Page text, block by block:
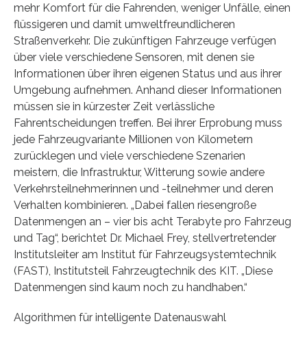
mehr Komfort für die Fahrenden, weniger Unfälle, einen
flüssigeren und damit umweltfreundlicheren
Straßenverkehr. Die zukünftigen Fahrzeuge verfügen
über viele verschiedene Sensoren, mit denen sie
Informationen über ihren eigenen Status und aus ihrer
Umgebung aufnehmen. Anhand dieser Informationen
müssen sie in kürzester Zeit verlässliche
Fahrentscheidungen treffen. Bei ihrer Erprobung muss
jede Fahrzeugvariante Millionen von Kilometern
zurücklegen und viele verschiedene Szenarien
meistern, die Infrastruktur, Witterung sowie andere
Verkehrsteilnehmerinnen und -teilnehmer und deren
Verhalten kombinieren. „Dabei fallen riesengroße
Datenmengen an – vier bis acht Terabyte pro Fahrzeug
und Tag“, berichtet Dr. Michael Frey, stellvertretender
Institutsleiter am Institut für Fahrzeugsystemtechnik
(FAST), Institutsteil Fahrzeugtechnik des KIT. „Diese
Datenmengen sind kaum noch zu handhaben.“
Algorithmen für intelligente Datenauswahl